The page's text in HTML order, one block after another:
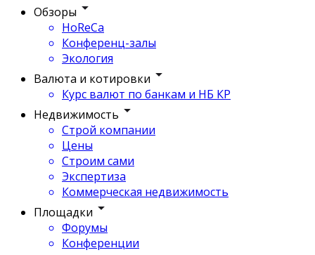
Обзоры
HoReCa
Конференц-залы
Экология
Валюта и котировки
Курс валют по банкам и НБ КР
Недвижимость
Строй компании
Цены
Строим сами
Экспертиза
Коммерческая недвижимость
Площадки
Форумы
Конференции